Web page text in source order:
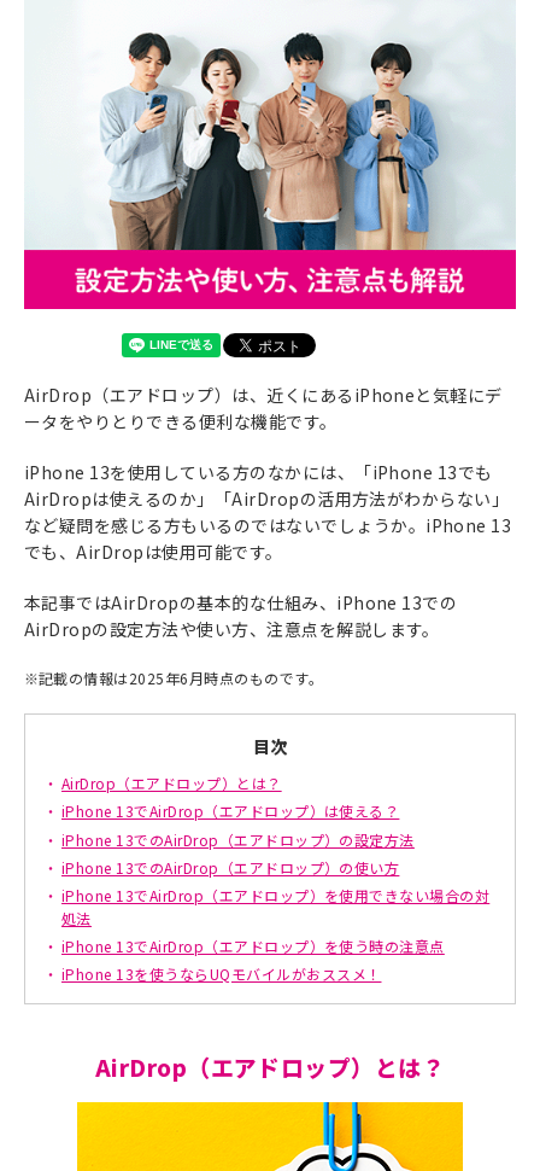
AirDrop（エアドロップ）は、近くにあるiPhoneと気軽にデ
ータをやりとりできる便利な機能です。
iPhone 13を使用している方のなかには、「iPhone 13でも
AirDropは使えるのか」「AirDropの活用方法がわからない」
など疑問を感じる方もいるのではないでしょうか。iPhone 13
でも、AirDropは使用可能です。
本記事ではAirDropの基本的な仕組み、iPhone 13での
AirDropの設定方法や使い方、注意点を解説します。
※記載の情報は2025年6月時点のものです。
目次
AirDrop（エアドロップ）とは？
iPhone 13でAirDrop（エアドロップ）は使える？
iPhone 13でのAirDrop（エアドロップ）の設定方法
iPhone 13でのAirDrop（エアドロップ）の使い方
iPhone 13でAirDrop（エアドロップ）を使用できない場合の対
処法
iPhone 13でAirDrop（エアドロップ）を使う時の注意点
iPhone 13を使うならUQモバイルがおススメ！
AirDrop（エアドロップ）とは？